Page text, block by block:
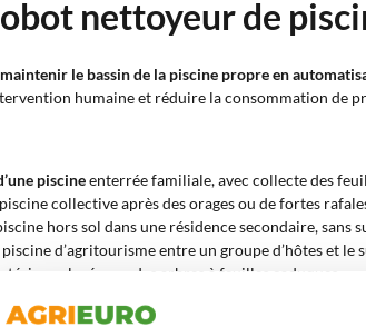
nettoyeur de
maintenir le bassin de la piscine propre en
humaine et réduire la consommation de
piscineenterrée familiale, avec collecte des
collective après des orages ou de fortes
hors sol dans une résidence secondaire, sans
piscine d’agritourisme entre un groupe d’hôtes et le
placé sous des arbres à feuilles caduques.
aussi bien pour une utilisation fréquente,